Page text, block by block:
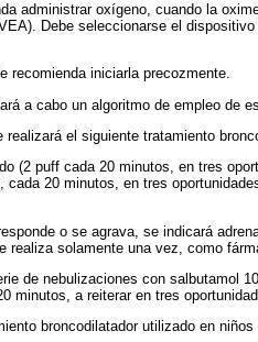
administrar oxígeno, cuando la
Debe seleccionarse el
recomienda iniciarla precozmente.
a cabo un algoritmo de empleo de
realizará el siguiente tratamiento
(2 puff cada 20 minutos, en tres
cada 20 minutos, en tres
o se agrava, se indicará
realiza solamente una vez, como
de nebulizaciones con salbutamol
minutos, a reiterar en tres
broncodilatador utilizado en